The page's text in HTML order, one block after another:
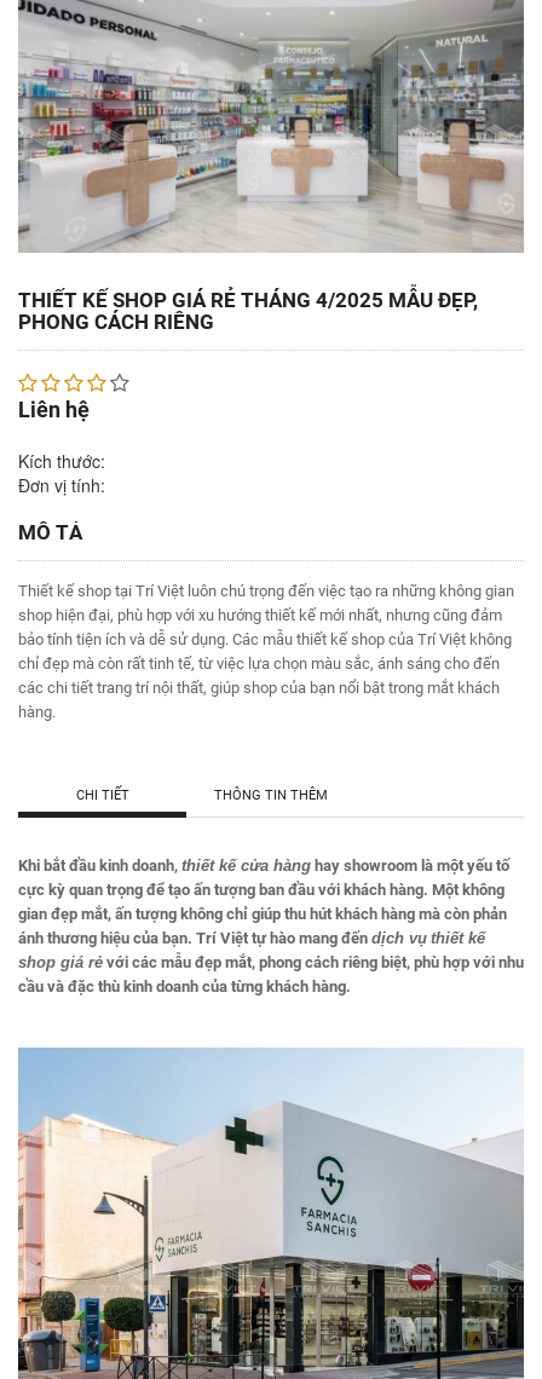
THIẾT KẾ SHOP GIÁ RẺ THÁNG 4/2025 MẪU ĐẸP,
PHONG CÁCH RIÊNG
Liên hệ
Kích thước:
Đơn vị tính:
MÔ TẢ
Thiết kế shop tại Trí Việt luôn chú trọng đến việc tạo ra những không gian
shop hiện đại, phù hợp với xu hướng thiết kế mới nhất, nhưng cũng đảm
bảo tính tiện ích và dễ sử dụng. Các mẫu thiết kế shop của Trí Việt không
chỉ đẹp mà còn rất tinh tế, từ việc lựa chọn màu sắc, ánh sáng cho đến
các chi tiết trang trí nội thất, giúp shop của bạn nổi bật trong mắt khách
hàng.
CHI TIẾT THÔNG TIN THÊM
Khi bắt đầu kinh doanh, thiết kế cửa hàng hay showroom là một yếu tố
cực kỳ quan trọng để tạo ấn tượng ban đầu với khách hàng. Một không
gian đẹp mắt, ấn tượng không chỉ giúp thu hút khách hàng mà còn phản
ánh thương hiệu của bạn. Trí Việt tự hào mang đến dịch vụ thiết kế
shop giá rẻ với các mẫu đẹp mắt, phong cách riêng biệt, phù hợp với nhu
cầu và đặc thù kinh doanh của từng khách hàng.